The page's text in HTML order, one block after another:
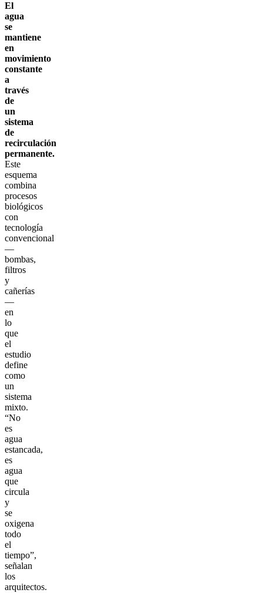
El
agua
se
mantiene
en
movimiento
constante
a
través
de
un
sistema
de
recirculación
permanente.
Este
esquema
combina
procesos
biológicos
con
tecnología
convencional
—
bombas,
filtros
y
cañerías
—
en
lo
que
el
estudio
define
como
un
sistema
mixto.
“No
es
agua
estancada,
es
agua
que
circula
y
se
oxigena
todo
el
tiempo”,
señalan
los
arquitectos.